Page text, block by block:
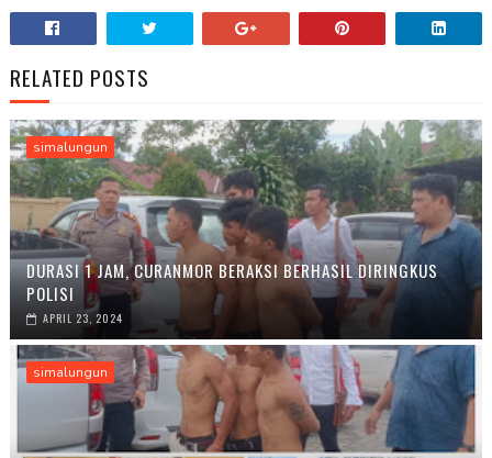
RELATED POSTS
simalungun
DURASI 1 JAM, CURANMOR BERAKSI BERHASIL DIRINGKUS
POLISI
APRIL 23, 2024
simalungun